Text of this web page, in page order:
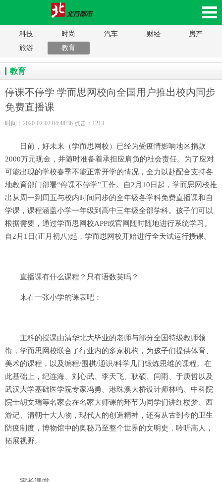
课不停学 学而思网校向全国用户推出校内同步免
费直播课_北方都市，辽沈家电网，沈阳家电
网，辽沈家电家居平台，辽宁数码产品移动版
科技 时尚 汽车 财经
房产
旅游
教育
教育
停课不停学 学而思网校向全国用户推出校内同步
免费直播课
时间：2020-02-02 04:48:36 点击：1213
日前，好未来（学而思网校）已经为受疫情影响地区捐款
2000万元现金，并随时准备着承担应肩负的社会责任。为了应对
可能出现的学校春季不能正常开学的情况，全力以赴配合支持各
地教育部门部署“停课不停学”工作。自2月10日起，学而思网校推
出从周一到周五与校内时间同步的全年级各学科免费直播课和自
学课，课程涵盖小学一年级到高中三年级全部学科。孩子们可以
根据需要，通过学而思网校APP或官网随时随地进行系统学习。
自2月1日(正月初八)起，学而思网校开始进行全天试运行授课。
直播课有什么课程？只有语数英吗？
来看一张小学的课表吧：
主科的授课由清华北大毕业的老师与部分全国特级教师领
衔，学而思网校联合了行业内的多家机构，为孩子们提供体育、
美术的课程，以及编程/围棋/通识/科学几门锻炼思维的课程。在
此基础上，纪连海、刘心武、李天飞、耿硕、闫雨、于庚哲以及
武汉大学基础医学院专家冯勇、港珠澳大桥设计师林鸣、中科院
院士胡文瑞等名家会在名家大师课的环节为同学们讲红楼梦、西
游记、清朝十大人物，现代人的创造精神，还有从古到今的卫生
防疫制度，博物馆中的奥秘乃至整个世界的文明史，聆听高人，
拓展视野。